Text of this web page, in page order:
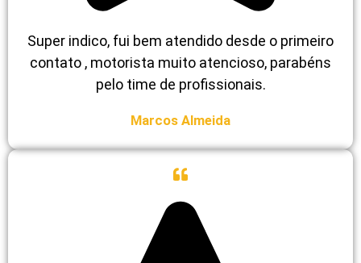
Super indico, fui bem atendido desde o primeiro
contato , motorista muito atencioso, parabéns
pelo time de profissionais.
Marcos Almeida